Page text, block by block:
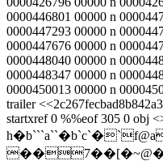
0000446801 00000 n
0000447293 00000 n
0000447676 00000 n
0000448040 00000 n
0000448347 00000 n
0000450013 00000 n
trailer
startxref 0 %%eof 305 0 obj